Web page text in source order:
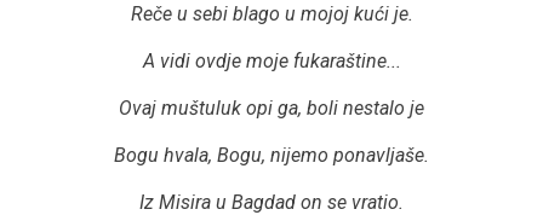
Reče u sebi blago u mojoj kući je.
A vidi ovdje moje fukaraštine...
Ovaj muštuluk opi ga, boli nestalo je
Bogu hvala, Bogu, nijemo ponavljaše.
Iz Misira u Bagdad on se vratio.